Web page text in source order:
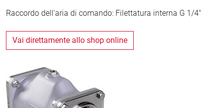
Raccordo dell'aria di comando: Filettatura interna G 1/4"
Vai direttamente allo shop online